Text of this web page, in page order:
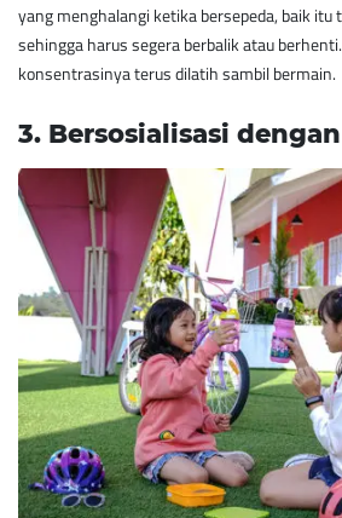
yang menghalangi ketika bersepeda, baik itu
sehingga harus segera berbalik atau
konsentrasinya terus dilatih sambil bermain.
​3. Bersosialisasi